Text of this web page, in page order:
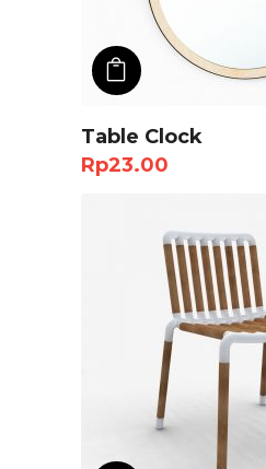
ADD TO CART
Table Clock
Rp23.00